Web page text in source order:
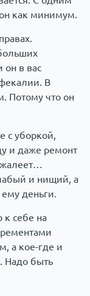
как минимум.
он в вас
В
Потому что он
с уборкой,
и даже ремонт
жалеет…
и нищий, а
деньги.
к себе на
а кое-где и
Надо быть